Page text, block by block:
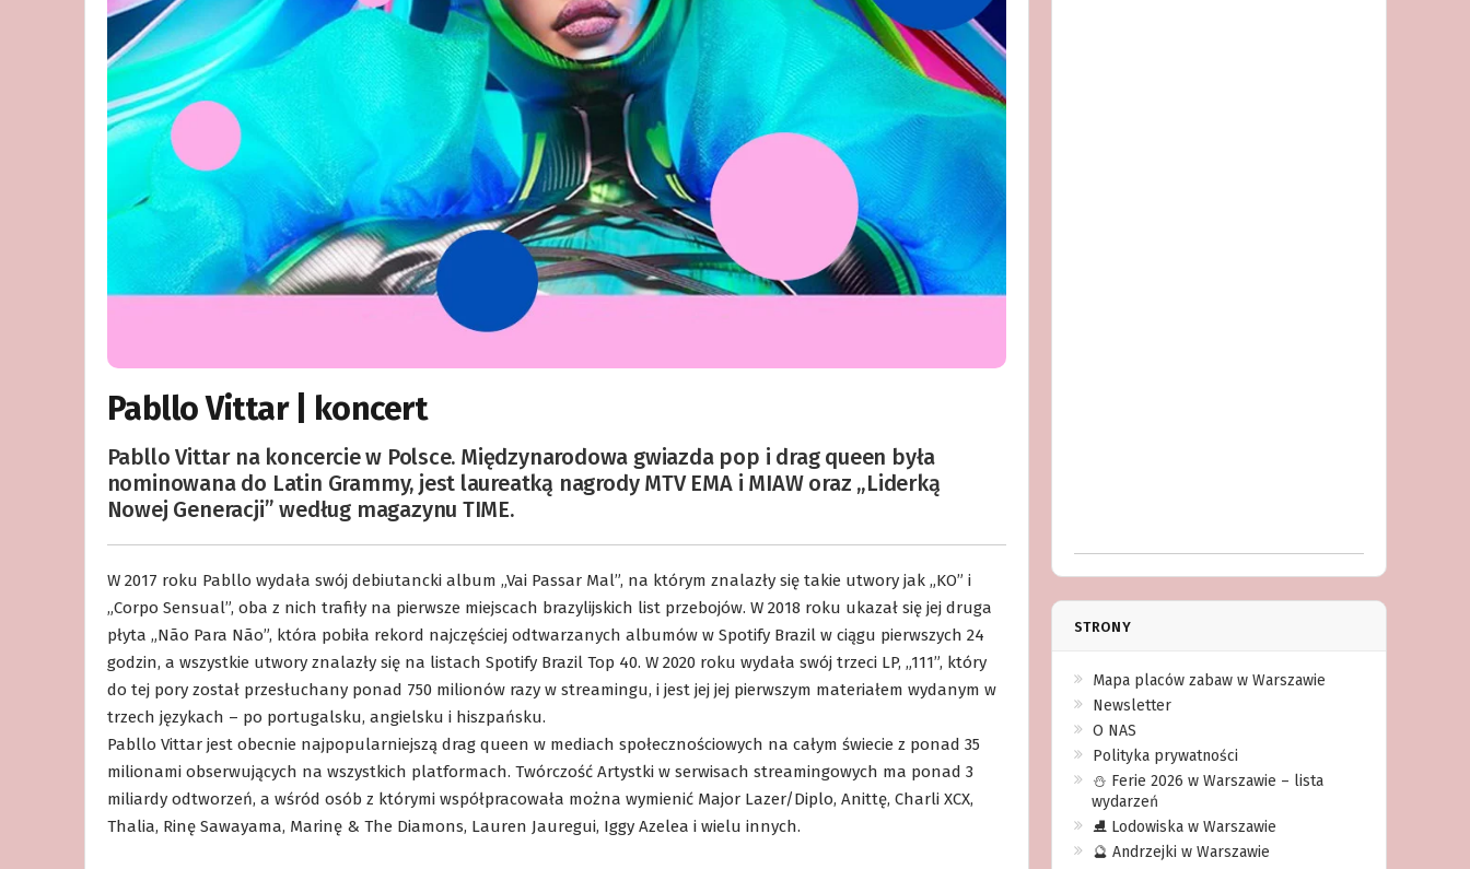
Pabllo Vittar | koncert
Pabllo Vittar na koncercie w Polsce. Międzynarodowa gwiazda pop i drag queen była
nominowana do Latin Grammy, jest laureatką nagrody MTV EMA i MIAW oraz „Liderką
Nowej Generacji” według magazynu TIME.
W 2017 roku Pabllo wydała swój debiutancki album „Vai Passar Mal”, na którym znalazły się takie utwory jak „KO” i
„Corpo Sensual”, oba z nich trafiły na pierwsze miejscach brazylijskich list przebojów. W 2018 roku ukazał się jej druga
płyta „Não Para Não”, która pobiła rekord najczęściej odtwarzanych albumów w Spotify Brazil w ciągu pierwszych 24
godzin, a wszystkie utwory znalazły się na listach Spotify Brazil Top 40. W 2020 roku wydała swój trzeci LP, „111”, który
do tej pory został przesłuchany ponad 750 milionów razy w streamingu, i jest jej jej pierwszym materiałem wydanym w
trzech językach – po portugalsku, angielsku i hiszpańsku.
Pabllo Vittar jest obecnie najpopularniejszą drag queen w mediach społecznościowych na całym świecie z ponad 35
milionami obserwujących na wszystkich platformach. Twórczość Artystki w serwisach streamingowych ma ponad 3
miliardy odtworzeń, a wśród osób z którymi współpracowała można wymienić Major Lazer/Diplo, Anittę, Charli XCX,
Thalia, Rinę Sawayama, Marinę & The Diamons, Lauren Jauregui, Iggy Azelea i wielu innych.
STRONY
Mapa placów zabaw w Warszawie
Newsletter
O NAS
Polityka prywatności
⛄️ Ferie 2026 w Warszawie – lista
wydarzeń
⛸ Lodowiska w Warszawie
🔮 Andrzejki w Warszawie